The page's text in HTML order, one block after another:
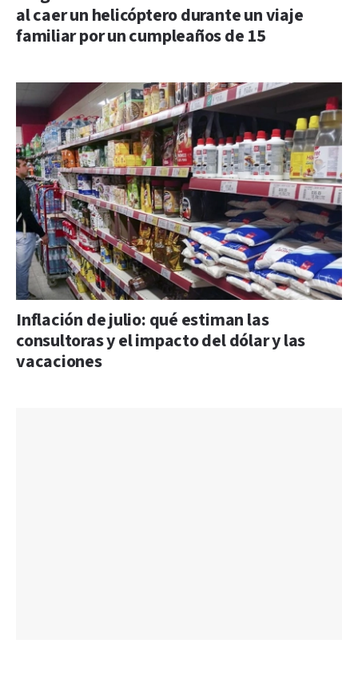
al caer un helicóptero durante un viaje
familiar por un cumpleaños de 15
Inflación de julio: qué estiman las
consultoras y el impacto del dólar y las
vacaciones